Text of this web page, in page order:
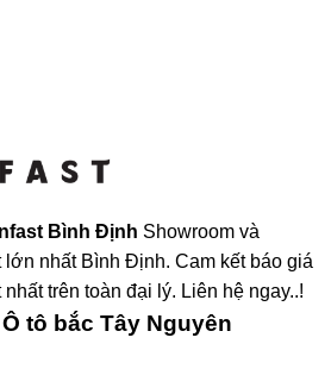
Bình Định Showroom và
nhất Bình Định. Cam kết báo giá
trên toàn đại lý. Liên hệ ngay..!
tô bắc Tây Nguyên